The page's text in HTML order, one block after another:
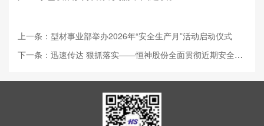
上一条：型材事业部举办2026年“安全生产月”活动启动仪式
下一条：迅速传达 狠抓落实——恒神股份全面贯彻近期安全生产会议精神